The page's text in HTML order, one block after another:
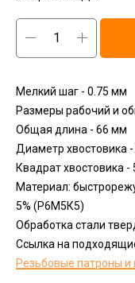
Мелкий шаг - 0.75 мм
Размеры рабочий и
Общая длина - 66 мм
Диаметр хвостовика
Квадрат хвостовика -
Материал:
5% (Р6М5К5)
Обработка стали
Ссылка на
Резьбовые патроны и